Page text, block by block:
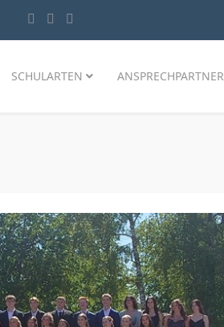
SCHULARTEN ANSPRECHPARTNER